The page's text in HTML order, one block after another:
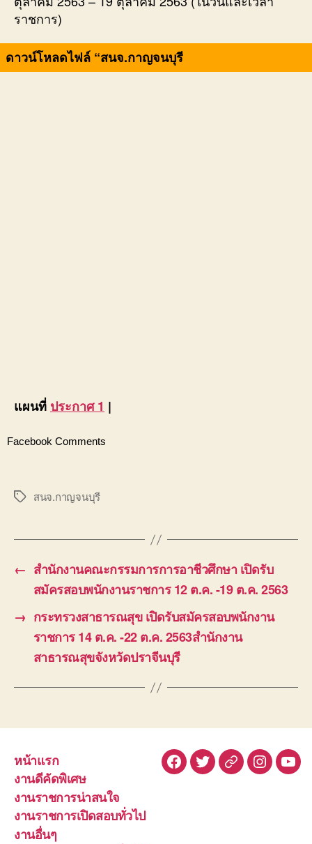
ราชการ)
ดาวน์โหลดไฟล์ “สนจ.กาญจนบุรี
แผนที่ ประกาศ 1 |
Facebook Comments
Tagsสนจ.กาญจนบุรี
← สำนักงานคณะกรรมการการอาชีวศึกษา เปิดรับ
สมัครสอบพนักงานราชการ 12 ต.ค. -19 ต.ค. 2563
→ กระทรวงสาธารณสุข เปิดรับสมัครสอบพนักงาน
ราชการ 14 ต.ค. -22 ต.ค. 2563สำนักงาน
สาธารณสุขจังหวัดปราจีนบุรี
หน้าแรก
งานดีคัดพิเศษ
งานราชการน่าสนใจ
งานราชการเปิดสอบทั่วไป
งานอื่นๆ
Facebook
TwitterLine